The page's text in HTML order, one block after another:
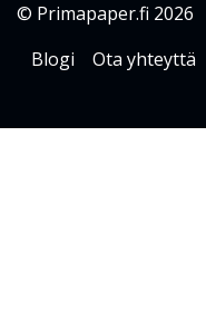
© Primapaper.fi 2026
Blogi
Ota yhteyttä